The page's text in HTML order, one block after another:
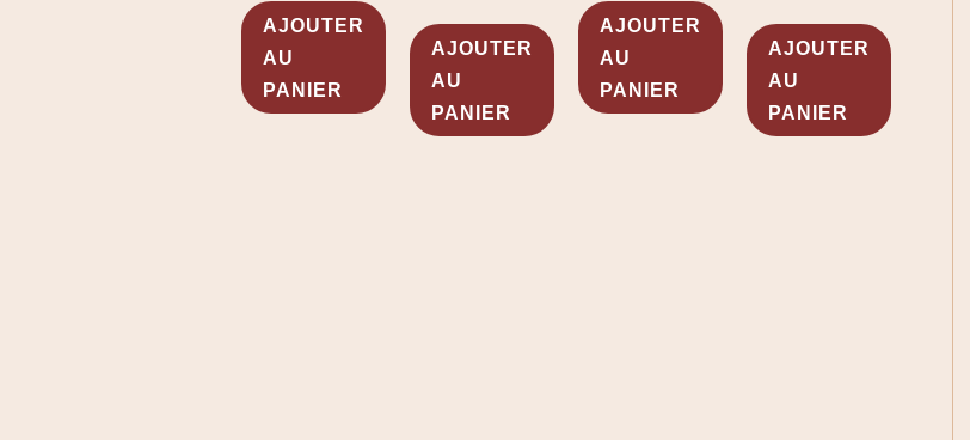
AJOUTER
AU
PANIER
AJOUTER
AU
PANIER
AJOUTER
AU
PANIER
AJOUTER
AU
PANIER